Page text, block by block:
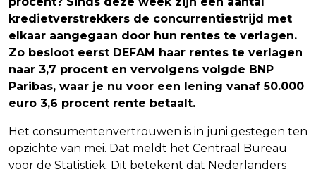
kredietverstrekkers de concurrentiestrijd met
elkaar aangegaan door hun rentes te verlagen.
Zo besloot eerst DEFAM haar rentes te verlagen
naar 3,7 procent en vervolgens volgde BNP
Paribas, waar je nu voor een lening vanaf 50.000
euro 3,6 procent rente betaalt.
Het consumentenvertrouwen is in juni gestegen ten
opzichte van mei. Dat meldt het Centraal Bureau
voor de Statistiek. Dit betekent dat Nederlanders